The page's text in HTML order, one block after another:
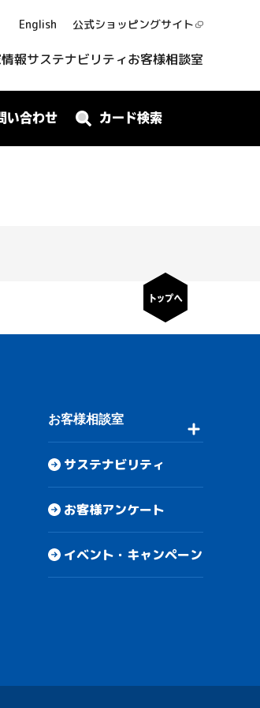
English 公式ショッピングサイト
報サステナビリティお客様相談室
い合わせ カード検索
お客様相談室
サステナビリティ
お客様アンケート
イベント・キャンペーン